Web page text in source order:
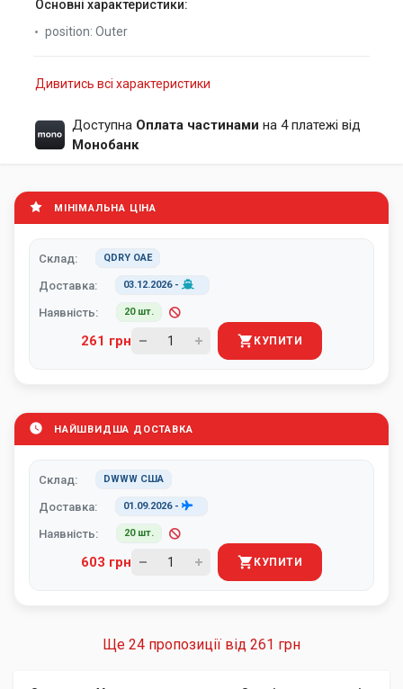
Основні характеристики:
position: Outer
Дивитись всі характеристики
Доступна Оплата частинами на 4 платежі від
Монобанк
МІНІМАЛЬНА ЦІНА
Склад: QDRY ОАЕ
Доставка: 03.12.2026-
Наявність: 20 шт.
261 грн КУПИТИ
НАЙШВИДША ДОСТАВКА
Склад: DWWW США
Доставка: 01.09.2026-
Наявність: 20 шт.
603 грн КУПИТИ
Ще 24 пропозиції від 261 грн